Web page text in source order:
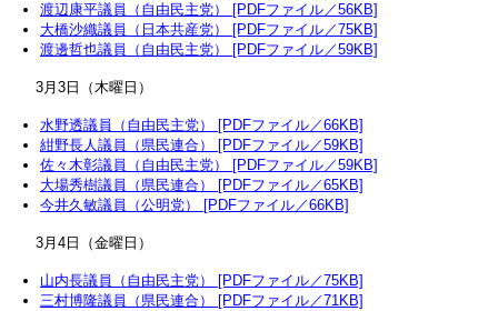
渡辺康平議員（自由民主党） [PDFファイル／56KB]
大橋沙織議員（日本共産党） [PDFファイル／75KB]
渡邊哲也議員（自由民主党） [PDFファイル／59KB]
3月3日（木曜日）
水野透議員（自由民主党） [PDFファイル／66KB]
紺野長人議員（県民連合） [PDFファイル／59KB]
佐々木彰議員（自由民主党） [PDFファイル／59KB]
大場秀樹議員（県民連合） [PDFファイル／65KB]
今井久敏議員（公明党） [PDFファイル／66KB]
3月4日（金曜日）
山内長議員（自由民主党） [PDFファイル／75KB]
三村博隆議員（県民連合） [PDFファイル／71KB]